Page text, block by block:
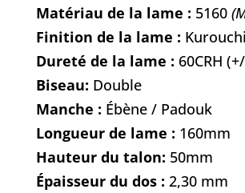
Matériau de la lame : 5160
Finition de la lame : Kurouchi
Dureté de la lame : 60CRH
Biseau: Double
Manche : Ébène / Padouk
Longueur de lame : 160mm
Hauteur du talon: 50mm
Épaisseur du dos : 2,30 mm